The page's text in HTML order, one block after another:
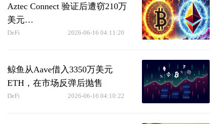
Aztec Connect 验证后遭窃210万
美元…
DeFi 2026-06-16 04:11:20
鲸鱼从Aave借入3350万美元
ETH，在市场反弹后抛售
DeFi 2026-06-16 04:10:22